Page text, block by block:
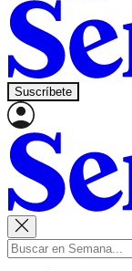
Suscríbete